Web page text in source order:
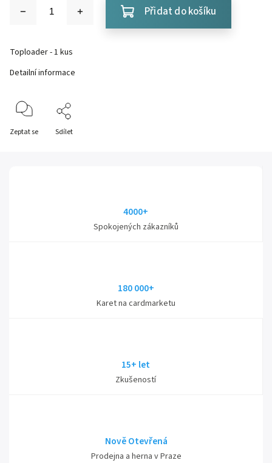
Přidat do košíku
Toploader - 1 kus
Detailní informace
Zeptat se Sdílet
4000+
Spokojených zákazníků
180 000+
Karet na cardmarketu
15+ let
Zkušeností
Nově Otevřená
Prodejna a herna v Praze